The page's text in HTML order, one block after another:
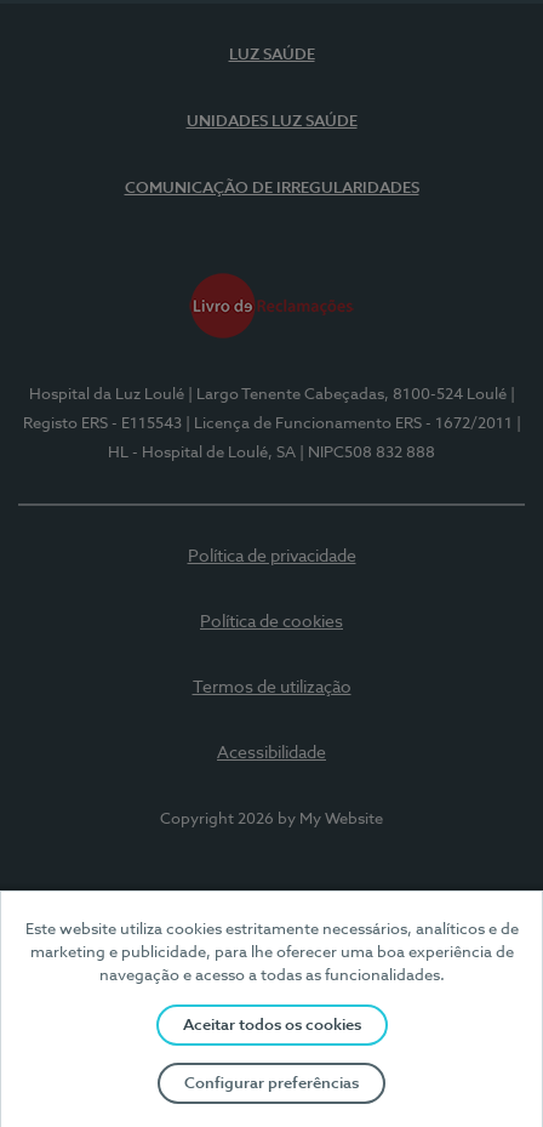
Este website utiliza cookies estritamente necessários, analíticos e de
marketing e publicidade, para lhe oferecer uma boa experiência de
navegação e acesso a todas as funcionalidades.
Aceitar todos os cookies
Configurar preferências
LUZ SAÚDE
UNIDADES LUZ SAÚDE
COMUNICAÇÃO DE IRREGULARIDADES
Hospital da Luz Loulé | Largo Tenente Cabeçadas, 8100-524 Loulé
Registo ERS - E115543
| Licença de Funcionamento ERS - 1672/2011
HL - Hospital de Loulé, SA
| NIPC508 832 888
Política de privacidade
Política de cookies
Termos de utilização
Acessibilidade
Copyright 2026 by My Website